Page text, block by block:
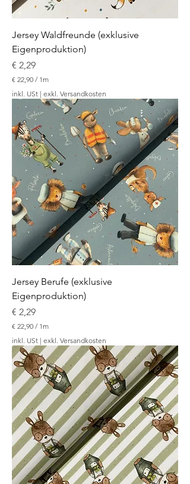
Jersey Waldfreunde (exklusive
Eigenproduktion)
Preis
€ 2,29
€ 22,90 / 1m
€
,
9
0
o
1
M
e
t
e
r
inkl. USt | exkl. Versandkosten
Jersey Berufe (exklusive
Eigenproduktion)
Preis
€ 2,29
€ 22,90 / 1m
€
2
2
,
9
0
r
o
1
M
e
t
e
r
inkl. USt | exkl. Versandkosten